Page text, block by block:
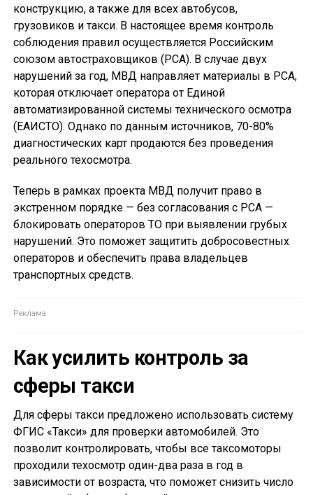
конструкцию, а также для всех автобусов,
грузовиков и такси. В настоящее время контроль
соблюдения правил осуществляется Российским
союзом автостраховщиков (РСА). В случае двух
нарушений за год, МВД направляет материалы в РСА,
которая отключает оператора от Единой
автоматизированной системы технического осмотра
(ЕАИСТО). Однако по данным источников, 70-80%
диагностических карт продаются без проведения
реального техосмотра.
Теперь в рамках проекта МВД получит право в
экстренном порядке — без согласования с РСА —
блокировать операторов ТО при выявлении грубых
нарушений. Это поможет защитить добросовестных
операторов и обеспечить права владельцев
транспортных средств.
Как усилить контроль за
сферы такси
Для сферы такси предложено использовать систему
ФГИС «Такси» для проверки автомобилей. Это
позволит контролировать, чтобы все таксомоторы
проходили техосмотр один-два раза в год в
зависимости от возраста, что поможет снизить число